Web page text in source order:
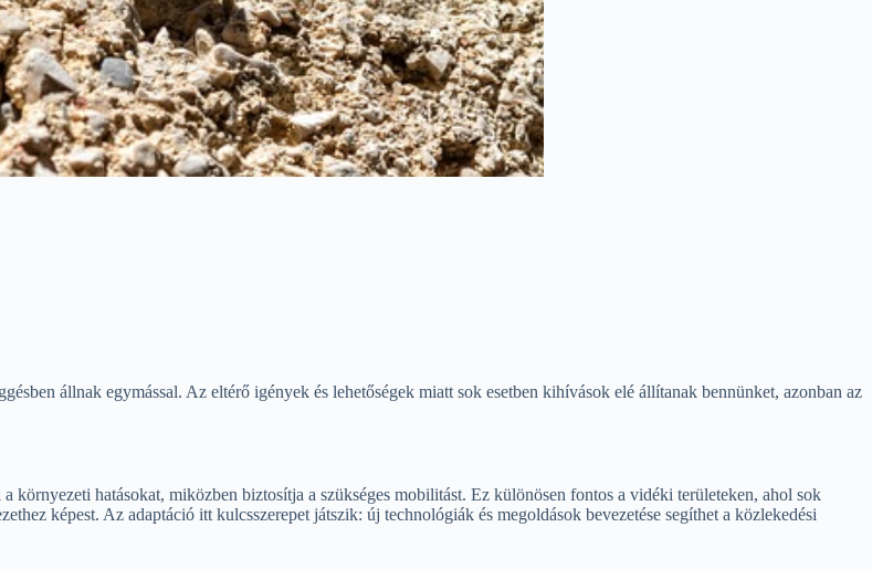
állnak egymással. Az eltérő igények és lehetőségek miatt sok esetben kihívások elé állítanak bennünket, azonban az
hatásokat, miközben biztosítja a szükséges mobilitást. Ez különösen fontos a vidéki területeken, ahol sok
képest. Az adaptáció itt kulcsszerepet játszik: új technológiák és megoldások bevezetése segíthet a közlekedési